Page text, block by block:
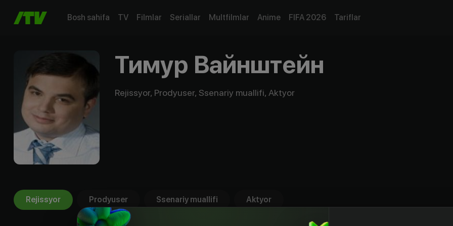
Bosh sahifa TV Filmlar Seriallar Multfilmlar Anime FIFA 2026 Tariflar
Тимур Вайнштейн
Rejissyor, Prodyuser, Ssenariy muallifi, Aktyor
Rejissyor Prodyuser Ssenariy muallifi Aktyor